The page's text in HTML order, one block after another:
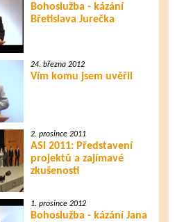
Bohoslužba - kázání
Břetislava Jurečka
24. března 2012
Vím komu jsem uvěřil
2. prosince 2011
ASI 2011: Představení
projektů a zajímavé
zkušenosti
1. prosince 2012
Bohoslužba - kázání Jana